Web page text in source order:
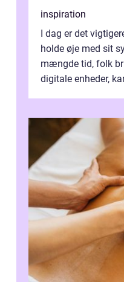
inspiration
I dag er det
holde øje med sit
mængde tid, folk
digitale enheder,